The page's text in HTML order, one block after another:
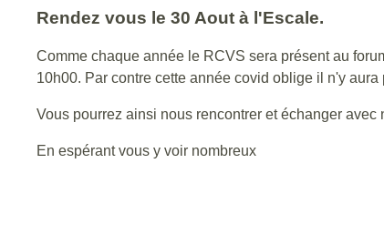
Rendez vous le 30 Aout à l'Escale.
Comme chaque année le RCVS sera présent au
10h00. Par contre cette année covid oblige il n'y
Vous pourrez ainsi nous rencontrer et échanger
En espérant vous y voir nombreux